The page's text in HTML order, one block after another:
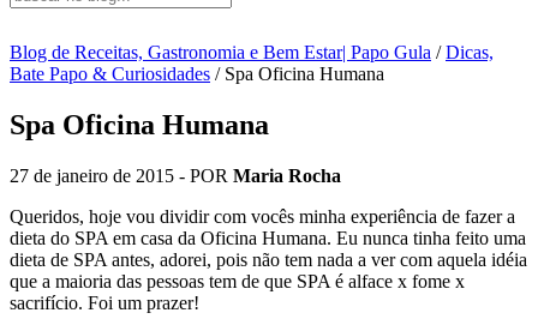
Blog de Receitas, Gastronomia e Bem Estar| Papo Gula /Dicas,
Bate Papo & Curiosidades / Spa Oficina Humana
Spa Oficina Humana
27 de janeiro de 2015 - POR Maria Rocha
Queridos, hoje vou dividir com vocês minha experiência de fazer a
dieta do SPA em casa da Oficina Humana. Eu nunca tinha feito uma
dieta de SPA antes, adorei, pois não tem nada a ver com aquela idéia
que a maioria das pessoas tem de que SPA é alface x fome x
sacrifício. Foi um prazer!